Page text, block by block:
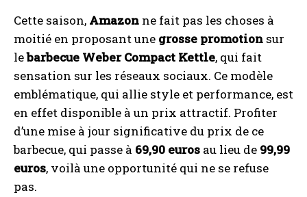
Cette saison, Amazon ne fait pas les choses à
moitié en proposant une grosse promotion sur
lebarbecue Weber Compact Kettle, qui fait
sensation sur les réseaux sociaux. Ce modèle
emblématique, qui allie style et performance, est
en effet disponible à un prix attractif. Profiter
d’une mise à jour significative du prix de ce
barbecue, qui passe à 69,90 euros au lieu de 99,99
euros, voilà une opportunité qui ne se refuse
pas.